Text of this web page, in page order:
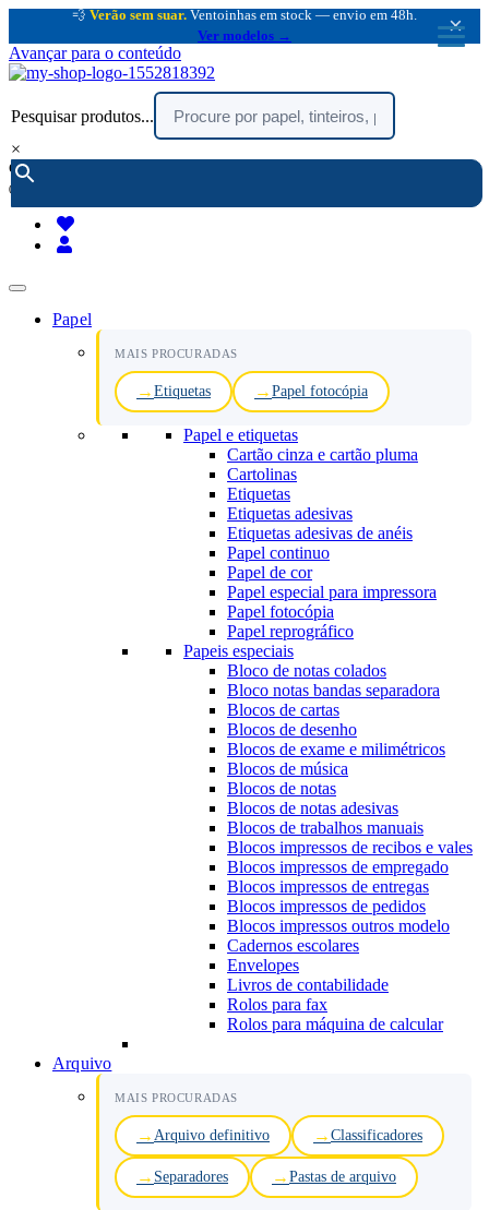
💨 Verão sem suar. Ventoinhas em stock — envio em 48h.
Ver modelos →
×
Avançar para o conteúdo
Pesquisar produtos...
×
encomendar por telefone :
(chamada rede fixa nacional)
Papel
MAIS PROCURADAS
Etiquetas Papel fotocópia
Papel e etiquetas
Cartão cinza e cartão pluma
Cartolinas
Etiquetas
Etiquetas adesivas
Etiquetas adesivas de anéis
Papel continuo
Papel de cor
Papel especial para impressora
Papel fotocópia
Papel reprográfico
Papeis especiais
Bloco de notas colados
Bloco notas bandas separadora
Blocos de cartas
Blocos de desenho
Blocos de exame e milimétricos
Blocos de música
Blocos de notas
Blocos de notas adesivas
Blocos de trabalhos manuais
Blocos impressos de recibos e vales
Blocos impressos de empregado
Blocos impressos de entregas
Blocos impressos de pedidos
Blocos impressos outros modelo
Cadernos escolares
Envelopes
Livros de contabilidade
Rolos para fax
Rolos para máquina de calcular
Arquivo
MAIS PROCURADAS
Arquivo definitivo Classificadores
Separadores Pastas de arquivo